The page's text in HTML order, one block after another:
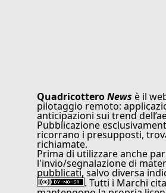
QuadricotteroNews è il
pilotaggio remoto:
anticipazioni sui trend
Pubblicazione
ricorrano i presupposti,
richiamate.
Prima di utilizzare anche
l'invio/segnalazione di
pubblicati, salvo diversa
. Tutti i Marchi